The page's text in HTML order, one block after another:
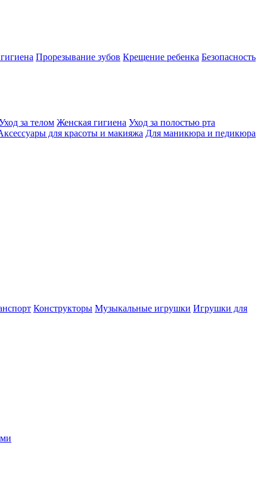
Прорезывание зубов Крещение ребенка Безопасность
за телом Женская гигиена Уход за полостью рта
для красоты и макияжа Для маникюра и педикюра
Конструкторы Музыкальные игрушки Игрушки для